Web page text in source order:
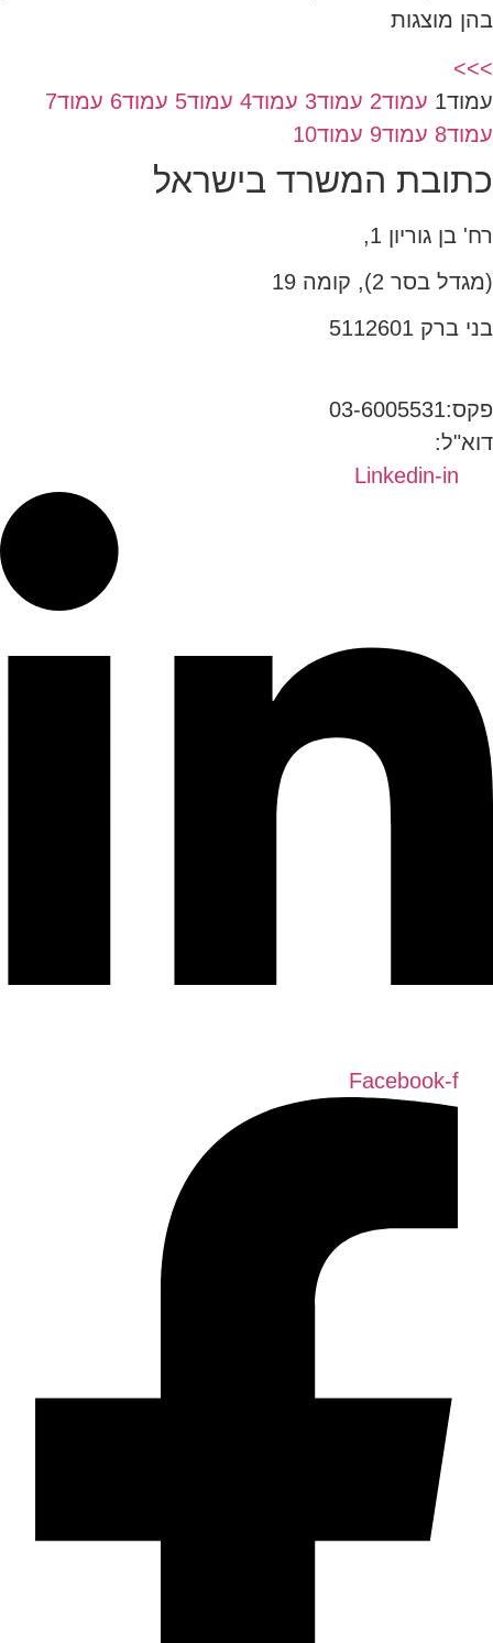
בהן מוצגות
>>>
עמוד1 עמוד2 עמוד3 עמוד4 עמוד5 עמוד6 עמוד7
עמוד8 עמוד9 עמוד10
כתובת המשרד בישראל
רח' בן גוריון 1,
(מגדל בסר 2), קומה 19
בני ברק 5112601
פקס:03-6005531
דוא"ל:
Linkedin-in
Facebook-f